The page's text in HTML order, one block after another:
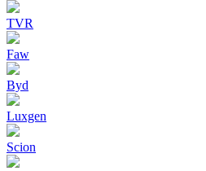
TVR
Faw
Byd
Luxgen
Scion